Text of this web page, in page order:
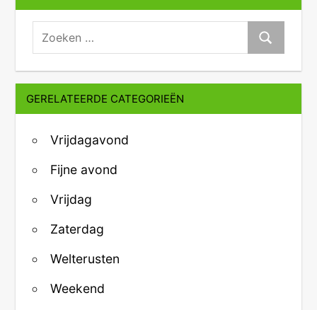
zoeken:
Zoeken
GERELATEERDE CATEGORIEËN
Vrijdagavond
Fijne avond
Vrijdag
Zaterdag
Welterusten
Weekend